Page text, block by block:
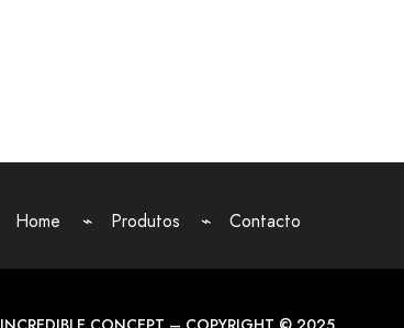
Home Produtos Contacto